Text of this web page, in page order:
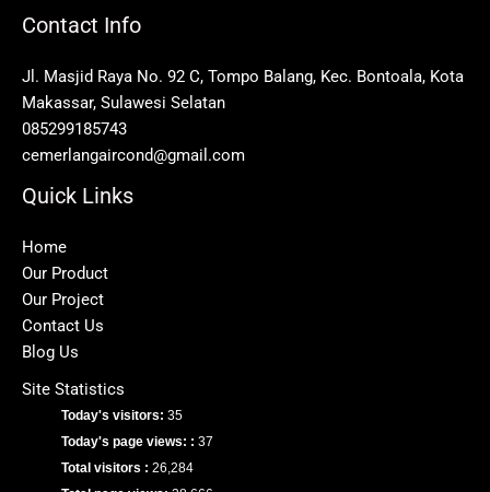
Contact Info
Jl. Masjid Raya No. 92 C, Tompo Balang, Kec. Bontoala, Kota
Makassar, Sulawesi Selatan
085299185743
cemerlangaircond@gmail.com
Quick Links
Home
Our Product
Our Project
Contact Us
Blog Us
Site Statistics
Today's visitors: 35
Today's page views: : 37
Total visitors : 26,284